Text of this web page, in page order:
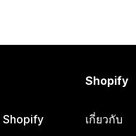
Shopify
Shopify
เกี่ยวกับ